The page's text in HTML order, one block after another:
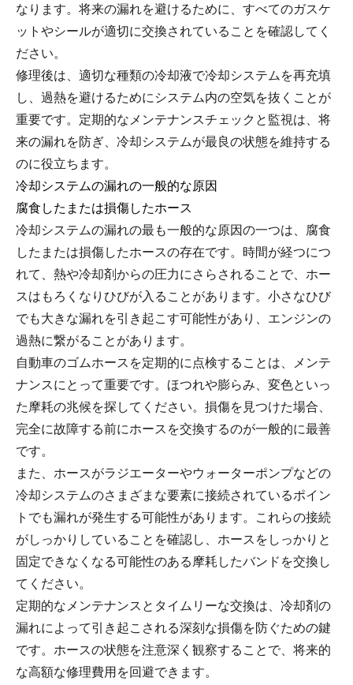
なります。将来の漏れを避けるために、すべてのガスケ
ットやシールが適切に交換されていることを確認してく
ださい。
修理後は、適切な種類の冷却液で冷却システムを再充填
し、過熱を避けるためにシステム内の空気を抜くことが
重要です。定期的なメンテナンスチェックと監視は、将
来の漏れを防ぎ、冷却システムが最良の状態を維持する
のに役立ちます。
冷却システムの漏れの一般的な原因
腐食したまたは損傷したホース
冷却システムの漏れの最も一般的な原因の一つは、腐食
したまたは損傷したホースの存在です。時間が経つにつ
れて、熱や冷却剤からの圧力にさらされることで、ホー
スはもろくなりひびが入ることがあります。小さなひび
でも大きな漏れを引き起こす可能性があり、エンジンの
過熱に繋がることがあります。
自動車のゴムホースを定期的に点検することは、メンテ
ナンスにとって重要です。ほつれや膨らみ、変色といっ
た摩耗の兆候を探してください。損傷を見つけた場合、
完全に故障する前にホースを交換するのが一般的に最善
です。
また、ホースがラジエーターやウォーターポンプなどの
冷却システムのさまざまな要素に接続されているポイン
トでも漏れが発生する可能性があります。これらの接続
がしっかりしていることを確認し、ホースをしっかりと
固定できなくなる可能性のある摩耗したバンドを交換し
てください。
定期的なメンテナンスとタイムリーな交換は、冷却剤の
漏れによって引き起こされる深刻な損傷を防ぐための鍵
です。ホースの状態を注意深く観察することで、将来的
な高額な修理費用を回避できます。